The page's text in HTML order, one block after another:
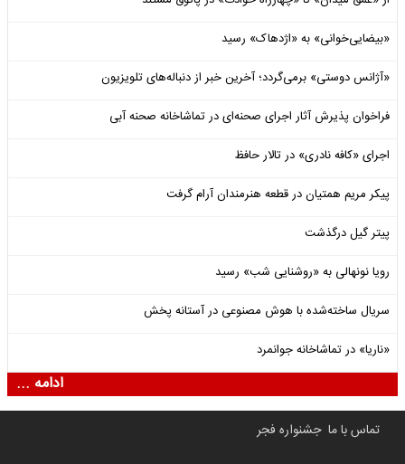
«بیضایی‌خوانی» به «اژدهاک» رسید
«آژانس دوستی» برمی‌گردد؛ آخرین خبر از دنباله‌های تلویزیون
فراخوان پذیرش آثار اجرای صحنه‌ای در تماشاخانه صحنه آبی
اجرای «کافه نادری» در تالار حافظ
پیکر مریم همتیان در قطعه هنرمندان آرام گرفت
پیتر گیل درگذشت
رویا نونهالی به «روشنایی شب» رسید
سریال ساخته‌شده با هوش مصنوعی در آستانه پخش
«ناریا» در تماشاخانه جوانمرد
ادامه ...
تماس با ما جشنواره فجر